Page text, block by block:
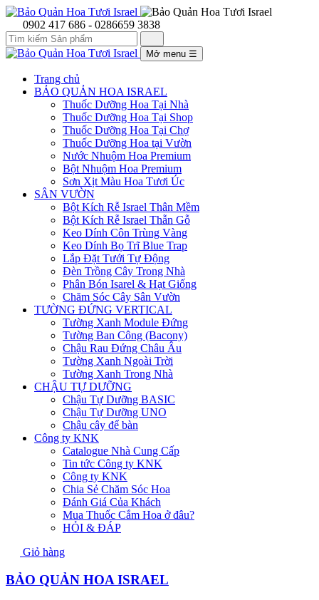
0902 417 686 - 0286659 3838
Mở menu ☰
Trang chủ
BẢO QUẢN HOA ISRAEL
Thuốc Dưỡng Hoa Tại Nhà
Thuốc Dưỡng Hoa Tại Shop
Thuốc Dưỡng Hoa Tại Chợ
Thuốc Dưỡng Hoa tại Vườn
Nước Nhuộm Hoa Premium
Bột Nhuộm Hoa Premium
Sơn Xịt Màu Hoa Tươi Úc
SÂN VƯỜN
Bột Kích Rễ Israel Thân Mềm
Bột Kích Rễ Israel Thẫn Gỗ
Keo Dính Côn Trùng Vàng
Keo Dính Bọ Trĩ Blue Trap
Lắp Đặt Tưới Tự Động
Đèn Trồng Cây Trong Nhà
Phân Bón Isarel & Hạt Giống
Chăm Sóc Cây Sân Vườn
TƯỜNG ĐỨNG VERTICAL
Tường Xanh Module Đứng
Tường Ban Công (Bacony)
Chậu Rau Đứng Châu Âu
Tường Xanh Ngoài Trời
Tường Xanh Trong Nhà
CHẬU TỰ DƯỠNG
Chậu Tự Dưỡng BASIC
Chậu Tự Dưỡng UNO
Chậu cây để bàn
Công ty KNK
Catalogue Nhà Cung Cấp
Tin tức Công ty KNK
Công ty KNK
Chia Sẻ Chăm Sóc Hoa
Đánh Giá Của Khách
Mua Thuốc Cắm Hoa ở đâu?
HỎI & ĐÁP
Giỏ hàng
BẢO QUẢN HOA ISRAEL